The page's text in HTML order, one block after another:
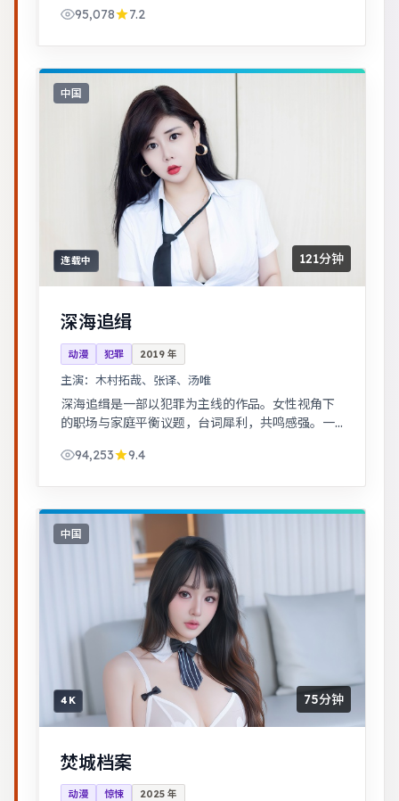
95,078
7.2
中国
连载中 121分钟
深海追缉
动漫 犯罪 2019 年
主演： 木村拓哉、张译、汤唯
深海追缉是一部以犯罪为主线的作品。女性视角下
的职场与家庭平衡议题，台词犀利，共鸣感强。一
酷。94,253 9.4
中国
4K 75分钟
焚城档案
动漫 惊悚 2025 年